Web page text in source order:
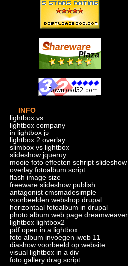
INFO
lightbox vs
lightbox company
in lightbox js
lightbox 2 overlay
slimbox vs lightbox
slideshow jqueruy
mooie foto effecten schript slideshow
overlay fotoalbum script
flash image size
freeware slideshow publish
antagonist cmsmadesimple
voorbeelden webshop drupal
horizontaal fotoalbum in drupal
photo album web page dreamweaver
lightbox lightbox2
pdf open in a lightbox
foto album invoegen iweb 11
diashow voorbeeld op website
visual lightbox in a div
foto gallery drag script